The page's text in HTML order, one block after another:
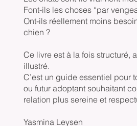
Font-ils les choses “par
Ont-ils réellement moins
chien ?
Ce livre est à la fois structuré,
illustré.
C’est un guide essentiel pour
ou futur adoptant souhaitant
relation plus sereine et
Yasmina Leysen